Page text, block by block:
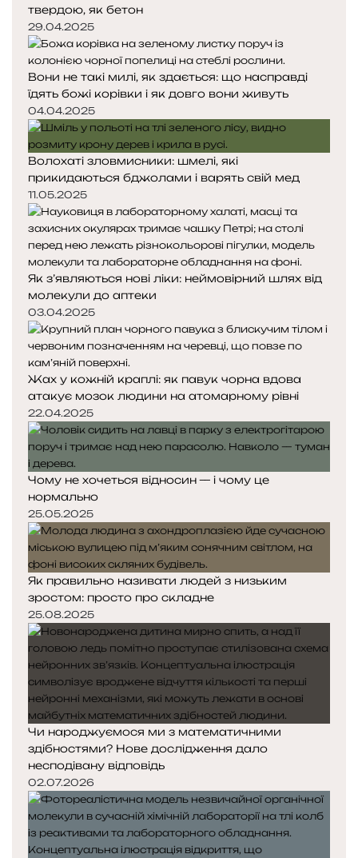
т
о
р
і
н
к
а
т
о
р
і
н
к
а
твердою, як бетон
29.04.2025
Вони не такі милі, як здається: що насправді
їдять божі корівки і як довго вони живуть
04.04.2025
Волохаті зловмисники: шмелі, які
прикидаються бджолами і варять свій мед
11.05.2025
Як з’являються нові ліки: неймовірний шлях від
молекули до аптеки
03.04.2025
Жах у кожній краплі: як павук чорна вдова
атакує мозок людини на атомарному рівні
22.04.2025
Чому не хочеться відносин — і чому це
нормально
25.05.2025
Як правильно називати людей з низьким
зростом: просто про складне
25.08.2025
Чи народжуємося ми з математичними
здібностями? Нове дослідження дало
несподівану відповідь
02.07.2026